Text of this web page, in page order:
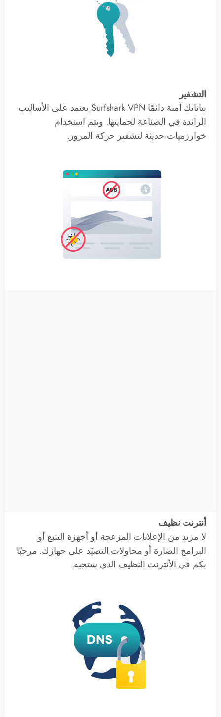
التشفير
بياناتك آمنة دائمًا Surfshark VPN يعتمد على الأساليب
الرائدة في الصناعة لحمايتها. ويتم استخدام
خوارزميات حديثة لتشفير حركة المرور.
أنترنت نظيف
لا مزيد من الإعلانات المزعجة أو أجهزة التتبع أو
البرامج الضارة أو محاولات التصيّد على جهازك. مرحبًا
بكم في الأنترنت النظيف الذي ستحبه.